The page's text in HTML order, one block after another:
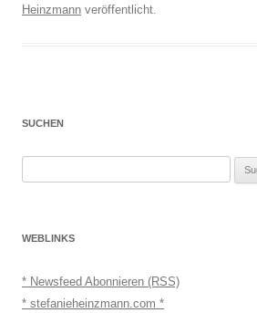
Heinzmann veröffentlicht.
SUCHEN
WEBLINKS
* Newsfeed Abonnieren (RSS)
* stefanieheinzmann.com *